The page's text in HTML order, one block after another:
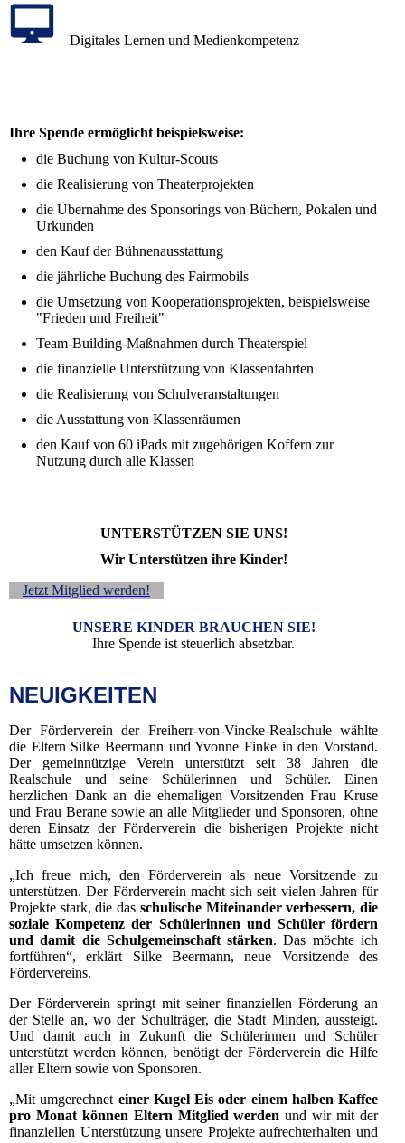
Digitales Lernen und Medienkompetenz
Ihre Spende ermöglicht beispielsweise:
die Buchung von Kultur-Scouts
die Realisierung von Theaterprojekten
die Übernahme des Sponsorings von Büchern, Pokalen und
Urkunden
den Kauf der Bühnenausstattung
die jährliche Buchung des Fairmobils
die Umsetzung von Kooperationsprojekten, beispielsweise
"Frieden und Freiheit"
Team-Building-Maßnahmen durch Theaterspiel
die finanzielle Unterstützung von Klassenfahrten
die Realisierung von Schulveranstaltungen
die Ausstattung von Klassenräumen
den Kauf von 60 iPads mit zugehörigen Koffern zur
Nutzung durch alle Klassen
UNTERSTÜTZEN SIE UNS!
Wir Unterstützen ihre Kinder!
Jetzt Mitglied werden!
UNSERE KINDER BRAUCHEN SIE!
Ihre Spende ist steuerlich absetzbar.
NEUIGKEITEN
Der Förderverein der Freiherr-von-Vincke-Realschule wählte
die Eltern Silke Beermann und Yvonne Finke in den Vorstand.
Der gemeinnützige Verein unterstützt seit 38 Jahren die
Realschule und seine Schülerinnen und Schüler. Einen
herzlichen Dank an die ehemaligen Vorsitzenden Frau Kruse
und Frau Berane sowie an alle Mitglieder und Sponsoren, ohne
deren Einsatz der Förderverein die bisherigen Projekte nicht
hätte umsetzen können.
„Ich freue mich, den Förderverein als neue Vorsitzende zu
unterstützen. Der Förderverein macht sich seit vielen Jahren für
Projekte stark, die das schulische Miteinander verbessern, die
soziale Kompetenz der Schülerinnen und Schüler fördern
und damit die Schulgemeinschaft stärken. Das möchte ich
fortführen“, erklärt Silke Beermann, neue Vorsitzende des
Fördervereins.
Der Förderverein springt mit seiner finanziellen Förderung an
der Stelle an, wo der Schulträger, die Stadt Minden, aussteigt.
Und damit auch in Zukunft die Schülerinnen und Schüler
unterstützt werden können, benötigt der Förderverein die Hilfe
aller Eltern sowie von Sponsoren.
„Mit umgerechnet einer Kugel Eis oder einem halben Kaffee
pro Monat können Eltern Mitglied werden und wir mit der
finanziellen Unterstützung unsere Projekte aufrechterhalten und